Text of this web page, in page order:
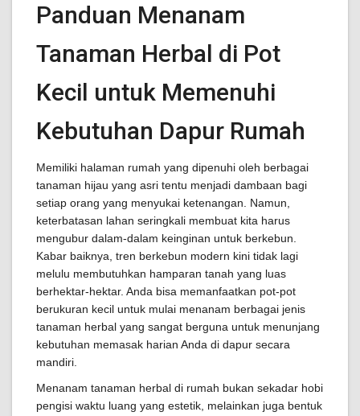
Panduan Menanam
Tanaman Herbal di Pot
Kecil untuk Memenuhi
Kebutuhan Dapur Rumah
Memiliki halaman rumah yang dipenuhi oleh berbagai
tanaman hijau yang asri tentu menjadi dambaan bagi
setiap orang yang menyukai ketenangan. Namun,
keterbatasan lahan seringkali membuat kita harus
mengubur dalam-dalam keinginan untuk berkebun.
Kabar baiknya, tren berkebun modern kini tidak lagi
melulu membutuhkan hamparan tanah yang luas
berhektar-hektar. Anda bisa memanfaatkan pot-pot
berukuran kecil untuk mulai menanam berbagai jenis
tanaman herbal yang sangat berguna untuk menunjang
kebutuhan memasak harian Anda di dapur secara
mandiri.
Menanam tanaman herbal di rumah bukan sekadar hobi
pengisi waktu luang yang estetik, melainkan juga bentuk